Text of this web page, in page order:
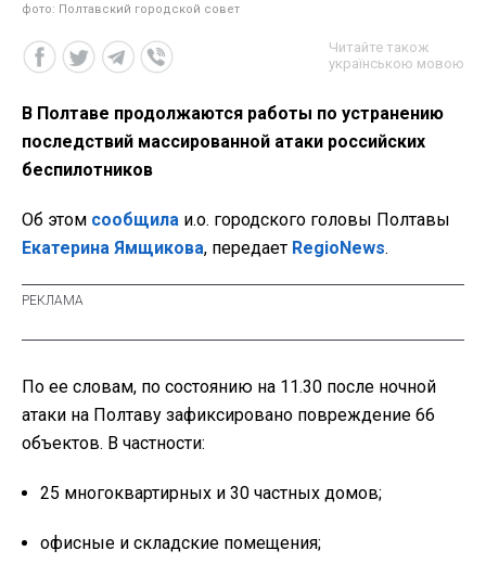
фото: Полтавский городской совет
Читайте також
українською мовою
В Полтаве продолжаются работы по устранению
последствий массированной атаки российских
беспилотников
Об этом сообщила и.о. городского головы Полтавы
Екатерина Ямщикова, передает RegioNews.
По ее словам, по состоянию на 11.30 после ночной
атаки на Полтаву зафиксировано повреждение 66
объектов. В частности:
25 многоквартирных и 30 частных домов;
офисные и складские помещения;